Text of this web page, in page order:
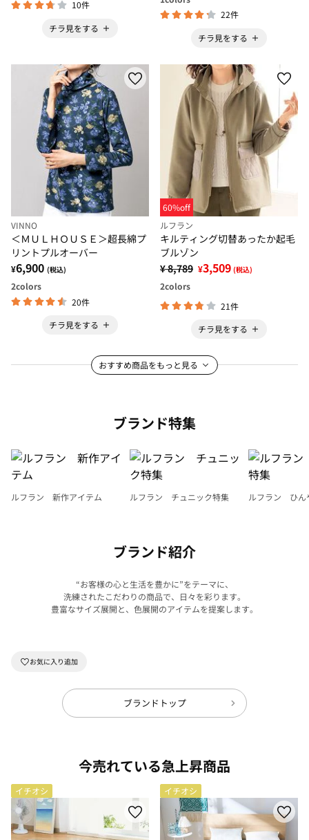
10件
チラ見をする
22件
チラ見をする
VINNO
＜ＭＵＬＨＯＵＳＥ＞超長綿プ
リントプルオーバー
¥6,900 (税込)
2colors
20件
チラ見をする
60%off
ルフラン
キルティング切替あったか起毛
ブルゾン
¥ 8,789 ¥3,509 (税込)
2colors
21件
チラ見をする
おすすめ商品をもっと見る
ブランド特集
ルフラン 新作アイテム ルフラン チュニック特集 ルフラン ひん
ブランド紹介
“お客様の心と生活を豊かに”をテーマに、
洗練されたこだわりの商品で、日々を彩ります。
豊富なサイズ展開と、色展開のアイテムを提案します。
ブランドトップ
今売れている急上昇商品
イチオシ イチオシ